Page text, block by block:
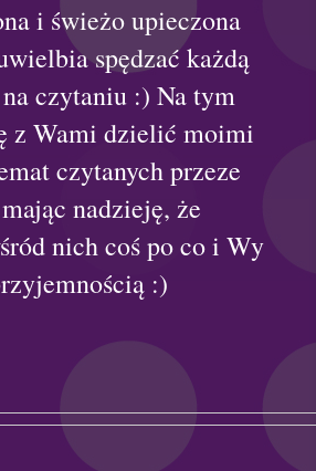
i świeżo upieczona
spędzać każdą
czytaniu :) Na tym
z Wami dzielić moimi
czytanych przeze
nadzieję, że
nich coś po co i Wy
:)